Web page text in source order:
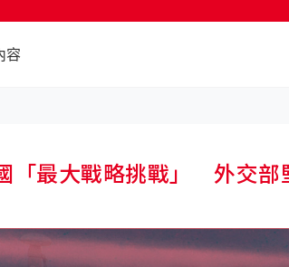
容
「最大戰略挑戰」 外交部